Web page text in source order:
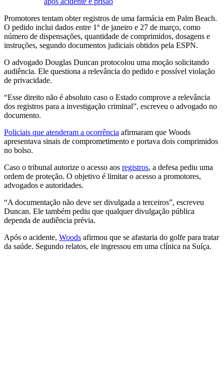
Promotores tentam obter registros de uma farmácia em Palm Beach.
O pedido inclui dados entre 1º de janeiro e 27 de março, como
número de dispensações, quantidade de comprimidos, dosagens e
instruções, segundo documentos judiciais obtidos pela ESPN.
O advogado Douglas Duncan protocolou uma moção solicitando
audiência. Ele questiona a relevância do pedido e possível violação
de privacidade.
“Esse direito não é absoluto caso o Estado comprove a relevância
dos registros para a investigação criminal”, escreveu o advogado no
documento.
Policiais que atenderam a ocorrência afirmaram que Woods
apresentava sinais de comprometimento e portava dois comprimidos
no bolso.
Caso o tribunal autorize o acesso aos registros, a defesa pediu uma
ordem de proteção. O objetivo é limitar o acesso a promotores,
advogados e autoridades.
“A documentação não deve ser divulgada a terceiros”, escreveu
Duncan. Ele também pediu que qualquer divulgação pública
dependa de audiência prévia.
Após o acidente, Woods afirmou que se afastaria do golfe para tratar
da saúde. Segundo relatos, ele ingressou em uma clínica na Suíça.